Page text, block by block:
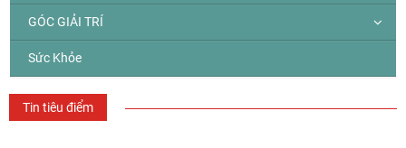
GÓC GIẢI TRÍ
Sức Khỏe
Tin tiêu điểm